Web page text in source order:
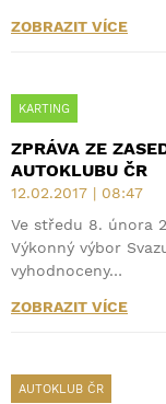
ZOBRAZIT VÍCE
KARTING
ZPRÁVA ZE
AUTOKLUBU ČR
12.02.2017 | 08:47
Ve středu 8. února
Výkonný výbor
vyhodnoceny…
ZOBRAZIT VÍCE
AUTOKLUB ČR